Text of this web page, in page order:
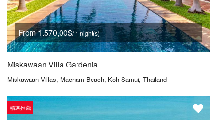
From 1.570,00$/ 1 night(s)
Miskawaan Villa Gardenia
Miskawaan Villas, Maenam Beach, Koh Samui, Thailand
精選推薦